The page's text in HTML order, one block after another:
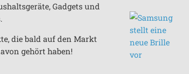
Gadgets und
die bald auf den Markt
gehört haben!